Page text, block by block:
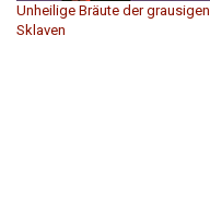
Unheilige Bräute der grausigen
Sklaven